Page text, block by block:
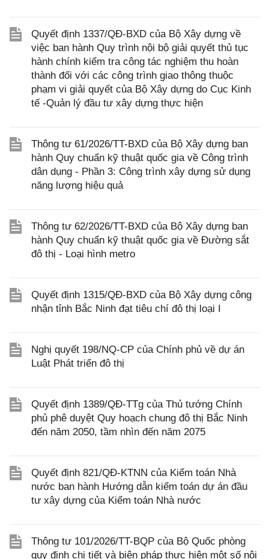
Quyết định 1337/QĐ-BXD của Bộ Xây dựng về
việc ban hành Quy trình nội bộ giải quyết thủ tục
hành chính kiểm tra công tác nghiệm thu hoàn
thành đối với các công trình giao thông thuộc
phạm vi giải quyết của Bộ Xây dựng do Cục Kinh
tế -Quản lý đầu tư xây dựng thực hiện
Thông tư 61/2026/TT-BXD của Bộ Xây dựng ban
hành Quy chuẩn kỹ thuật quốc gia về Công trình
dân dụng - Phần 3: Công trình xây dựng sử dụng
năng lượng hiệu quả
Thông tư 62/2026/TT-BXD của Bộ Xây dựng ban
hành Quy chuẩn kỹ thuật quốc gia về Đường sắt
đô thị - Loại hình metro
Quyết định 1315/QĐ-BXD của Bộ Xây dựng công
nhận tỉnh Bắc Ninh đạt tiêu chí đô thị loại I
Nghị quyết 198/NQ-CP của Chính phủ về dự án
Luật Phát triển đô thị
Quyết định 1389/QĐ-TTg của Thủ tướng Chính
phủ phê duyệt Quy hoạch chung đô thị Bắc Ninh
đến năm 2050, tầm nhìn đến năm 2075
Quyết định 821/QĐ-KTNN của Kiểm toán Nhà
nước ban hành Hướng dẫn kiểm toán dự án đầu
tư xây dựng của Kiểm toán Nhà nước
Thông tư 101/2026/TT-BQP của Bộ Quốc phòng
quy định chi tiết và biện pháp thực hiện một số nội